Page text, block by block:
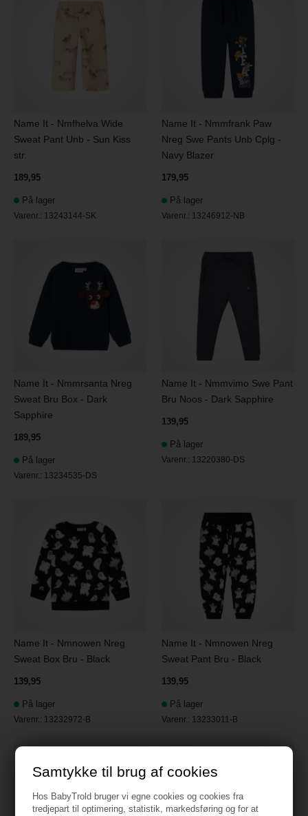
Samtykke til brug af cookies
Hos BabyTrold bruger vi egne cookies og cookies fra
tredjepart til optimering, statistik, markedsføring og for at
Name It - Nmfhelva Wide
Sweat Pant Unb - Sun Kiss
str.
189,95
På lager
Varenr.: 13243144-SK
Name It - Nmmfrank Paw
Nreg Swe Pants Unb Cplg -
Navy Blazer
179,95
På lager
Varenr.: 13246912-NB
Name It - Nmmrsanta Nreg
Sweat Bru Box - Dark
Sapphire
189,95
På lager
Varenr.: 13234535-DS
Name It - Nmmvimo Swe Pant
Bru Noos - Dark Sapphire
139,95
På lager
Varenr.: 13220380-DS
Name It - Nmnowen Nreg
Sweat Box Bru - Black
139,95
På lager
Varenr.: 13232972-B
Name It - Nmnowen Nreg
Sweat Pant Bru - Black
139,95
På lager
Varenr.: 13233011-B
50